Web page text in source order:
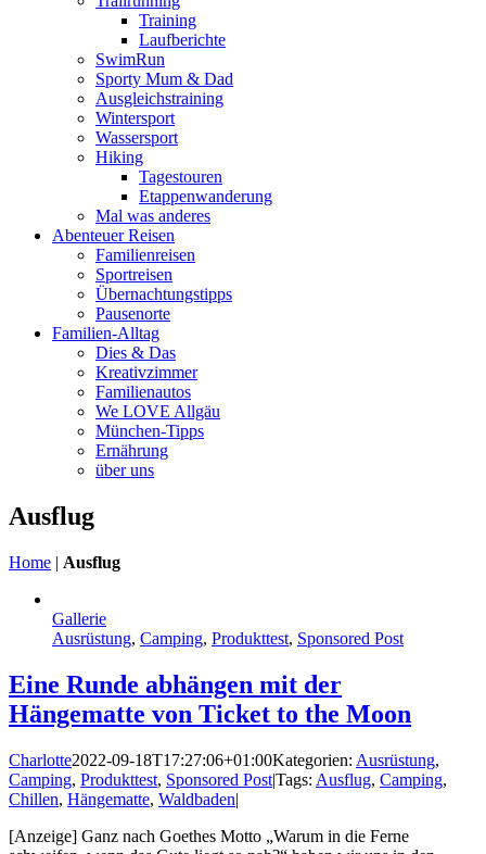
Training
Laufberichte
SwimRun
Sporty Mum & Dad
Ausgleichstraining
Wintersport
Wassersport
Hiking
Tagestouren
Etappenwanderung
Mal was anderes
Abenteuer Reisen
Familienreisen
Sportreisen
Übernachtungstipps
Pausenorte
Familien-Alltag
Dies & Das
Kreativzimmer
Familienautos
We LOVE Allgäu
München-Tipps
Ernährung
über uns
Ausflug
Home | Ausflug
Gallerie
Ausrüstung, Camping, Produkttest, Sponsored Post
Eine Runde abhängen mit der
Hängematte von Ticket to the Moon
Charlotte2022-09-18T17:27:06+01:00Kategorien: Ausrüstung,
Camping, Produkttest, Sponsored Post|Tags: Ausflug, Camping,
Chillen, Hängematte, Waldbaden|
[Anzeige] Ganz nach Goethes Motto „Warum in die Ferne